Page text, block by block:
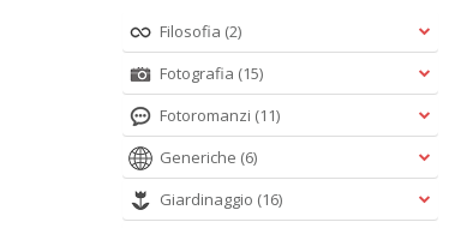
Filosofia (2)
Fotografia (15)
Fotoromanzi (11)
Generiche (6)
Giardinaggio (16)